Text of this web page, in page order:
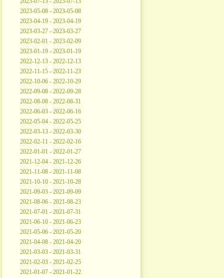
2023-05-08 - 2023-05-08
2023-04-19 - 2023-04-19
2023-03-27 - 2023-03-27
2023-02-01 - 2023-02-09
2023-01-19 - 2023-01-19
2022-12-13 - 2022-12-13
2022-11-15 - 2022-11-23
2022-10-06 - 2022-10-29
2022-09-08 - 2022-09-28
2022-08-08 - 2022-08-31
2022-06-03 - 2022-06-16
2022-05-04 - 2022-05-25
2022-03-13 - 2022-03-30
2022-02-11 - 2022-02-16
2022-01-01 - 2022-01-27
2021-12-04 - 2021-12-26
2021-11-08 - 2021-11-08
2021-10-10 - 2021-10-28
2021-09-03 - 2021-09-09
2021-08-06 - 2021-08-23
2021-07-01 - 2021-07-31
2021-06-10 - 2021-06-23
2021-05-06 - 2021-05-20
2021-04-08 - 2021-04-20
2021-03-03 - 2021-03-31
2021-02-03 - 2021-02-25
2021-01-07 - 2021-01-22